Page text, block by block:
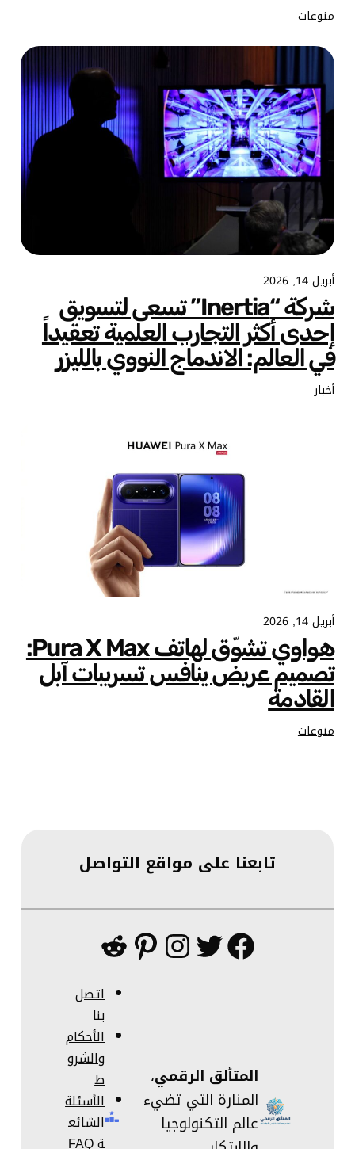
منوعات
أبريل 14, 2026
شركة “Inertia” تسعى لتسويق
إحدى أكثر التجارب العلمية تعقيداً
في العالم: الاندماج النووي بالليزر
أخبار
أبريل 14, 2026
هواوي تشوّق لهاتف Pura X Max:
تصميم عريض ينافس تسريبات آبل
القادمة
منوعات
تابعنا على مواقع التواصل
فيسبوك
تويترإنستجرام
بينتريست
ريديت
المتألق الرقمي،
المنارة التي تضيء
عالم التكنولوجيا
اتصل
بنا
الأحكام
والشرو
ط
الأسئلة
الشائع
ة FAQ